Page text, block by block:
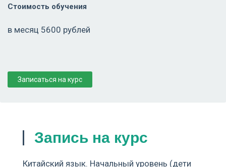
Стоимость обучения
в месяц 5600 рублей
Записаться на курс
Запись на курс
Китайский язык. Начальный уровень (дети